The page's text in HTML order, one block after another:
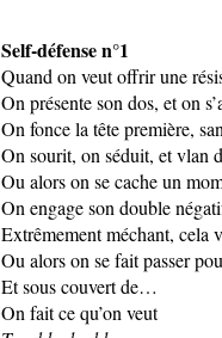
Self-défense n°1
Quand on veut offrir une
On présente son dos, et on
On fonce la tête première,
On sourit, on séduit, et vlan
Ou alors on se cache un
On engage son double
Extrêmement méchant, cela
Ou alors on se fait passer
Et sous couvert de…
On fait ce qu’on veut